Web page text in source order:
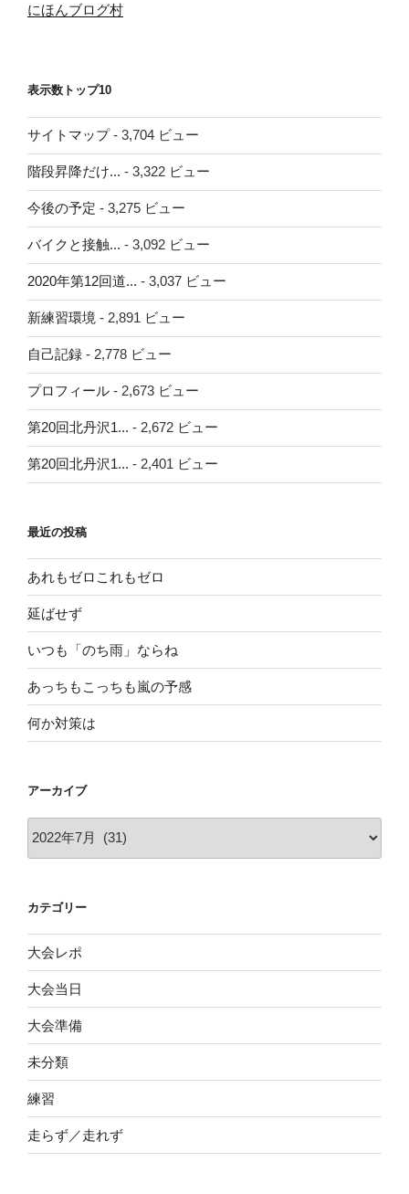
にほんブログ村
表示数トップ10
サイトマップ- 3,704 ビュー
階段昇降だけ... - 3,322 ビュー
今後の予定 - 3,275 ビュー
バイクと接触... - 3,092 ビュー
2020年第12回道... - 3,037 ビュー
新練習環境 - 2,891 ビュー
自己記録 - 2,778 ビュー
プロフィール - 2,673 ビュー
第20回北丹沢1... - 2,672 ビュー
第20回北丹沢1... - 2,401 ビュー
最近の投稿
あれもゼロこれもゼロ
延ばせず
いつも「のち雨」ならね
あっちもこっちも嵐の予感
何か対策は
アーカイブ
ブ
カテゴリー
大会レポ
大会当日
大会準備
未分類
練習
走らず／走れず